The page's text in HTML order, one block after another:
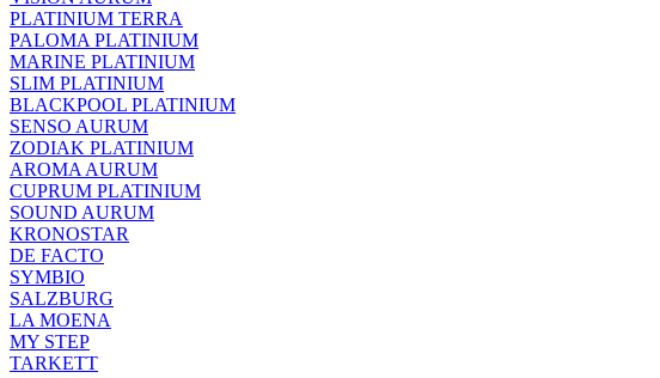
PLATINIUM TERRA
PALOMA PLATINIUM
MARINE PLATINIUM
SLIM PLATINIUM
BLACKPOOL PLATINIUM
SENSO AURUM
ZODIAK PLATINIUM
AROMA AURUM
CUPRUM PLATINIUM
SOUND AURUM
KRONOSTAR
DE FACTO
SYMBIO
SALZBURG
LA MOENA
MY STEP
TARKETT